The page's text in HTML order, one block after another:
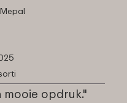
opdruk."